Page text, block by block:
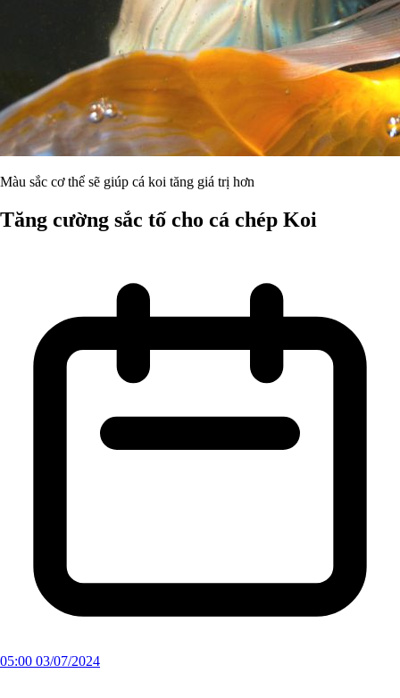
Màu sắc cơ thể sẽ giúp cá koi tăng giá trị hơn
Tăng cường sắc tố cho cá chép Koi
05:00 03/07/2024